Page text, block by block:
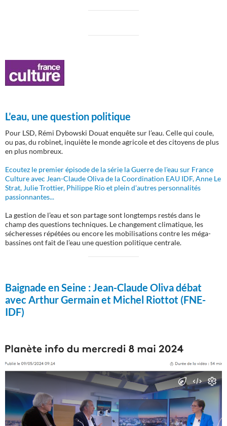
L’eau, une question politique
Pour LSD, Rémi Dybowski Douat enquête sur l’eau. Celle qui coule,
ou pas, du robinet, inquiète le monde agricole et des citoyens de plus
en plus nombreux.
Ecoutez le premier épisode de la série la Guerre de l'eau sur France
Culture avec Jean-Claude Oliva de la Coordination EAU IDF, Anne Le
Strat, Julie Trottier, Philippe Rio et plein d'autres personnalités
passionnantes...
La gestion de l’eau et son partage sont longtemps restés dans le
champ des questions techniques. Le changement climatique, les
sécheresses répétées ou encore les mobilisations contre les méga-
bassines ont fait de l’eau une question politique centrale.
Baignade en Seine :Jean-Claude Oliva débat
avec Arthur Germain et Michel Riottot (FNE-
IDF)